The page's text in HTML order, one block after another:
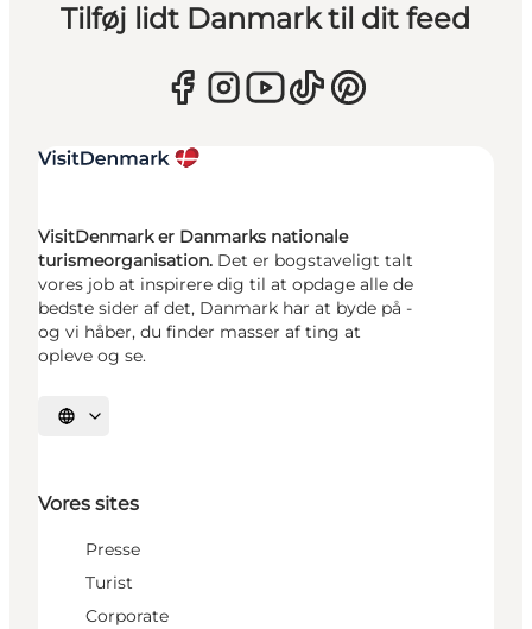
Tilføj lidt Danmark til dit feed
VisitDenmark er Danmarks nationale
turismeorganisation. Det er bogstaveligt talt
vores job at inspirere dig til at opdage alle de
bedste sider af det, Danmark har at byde på -
og vi håber, du finder masser af ting at
opleve og se.
Vælg sprog
Vores sites
Presse
Turist
Corporate